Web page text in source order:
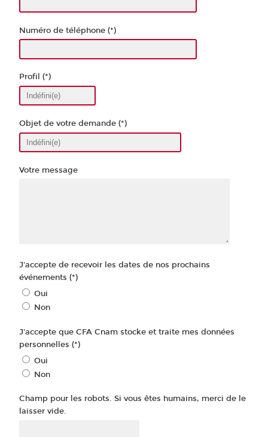
Numéro de téléphone (*)
Profil (*)
Objet de votre demande (*)
Votre message
J'accepte de recevoir les dates de nos prochains
événements (*)
Oui
Non
J'accepte que CFA Cnam stocke et traite mes données
personnelles (*)
Oui
Non
Champ pour les robots. Si vous êtes humains, merci de le
laisser vide.